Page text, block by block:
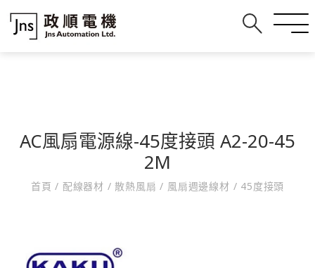
AC風扇電源線-45度接頭 A2-20-45
2M
首頁/ 配線器材 / 散熱風扇/ 風扇週邊線材 / 45度接頭